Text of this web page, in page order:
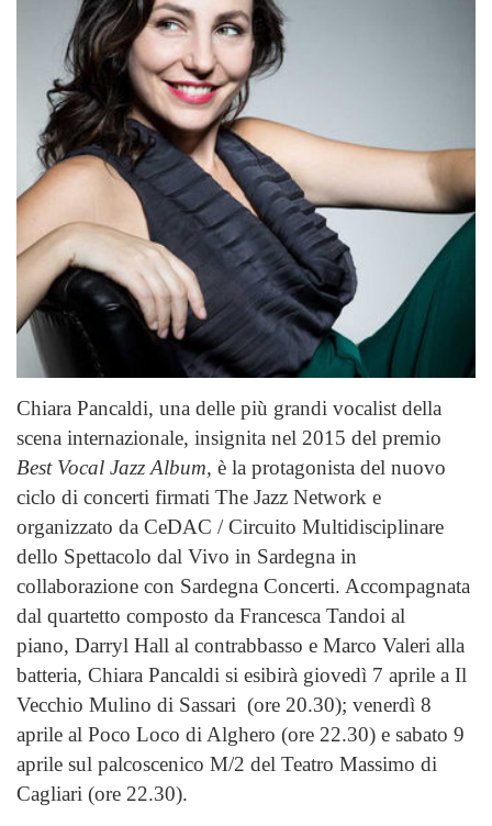
Chiara Pancaldi, una delle più grandi vocalist della
scena internazionale, insignita nel 2015 del premio
Best Vocal Jazz Album, è la protagonista del nuovo
ciclo di concerti firmati The Jazz Network e
organizzato da CeDAC / Circuito Multidisciplinare
dello Spettacolo dal Vivo in Sardegna in
collaborazione con Sardegna Concerti. Accompagnata
dal quartetto composto da Francesca Tandoi al
piano, Darryl Hall al contrabbasso e Marco Valeri alla
batteria, Chiara Pancaldi si esibirà giovedì 7 aprile a Il
Vecchio Mulino di Sassari (ore 20.30); venerdì 8
aprile al Poco Loco di Alghero (ore 22.30) e sabato 9
aprile sul palcoscenico M/2 del Teatro Massimo di
Cagliari (ore 22.30).